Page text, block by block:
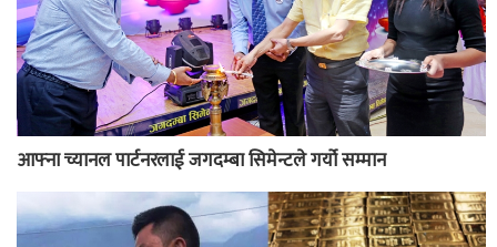
आफ्ना च्यानल पार्टनरलाई जगदम्बा सिमेन्टले गर्यो सम्मान